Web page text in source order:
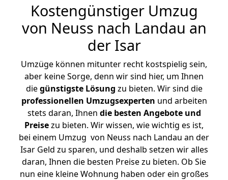
Kostengünstiger Umzug
von Neuss nach Landau an
der Isar
Umzüge können mitunter recht kostspielig sein,
aber keine Sorge, denn wir sind hier, um Ihnen
diegünstigste Lösung zu bieten. Wir sind die
professionellen Umzugsexperten und arbeiten
stets daran, Ihnen die besten Angebote und
Preisezu bieten. Wir wissen, wie wichtig es ist,
bei einem Umzug von Neuss nach Landau an der
Isar Geld zu sparen, und deshalb setzen wir alles
daran, Ihnen die besten Preise zu bieten. Ob Sie
nun eine kleine Wohnung haben oder ein großes